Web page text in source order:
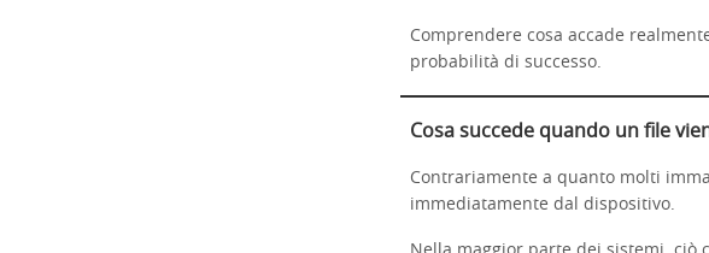
Comprendere cosa accade
probabilità di successo.
Cosa succede quando un file
Contrariamente a quanto molti
immediatamente dal dispositivo.